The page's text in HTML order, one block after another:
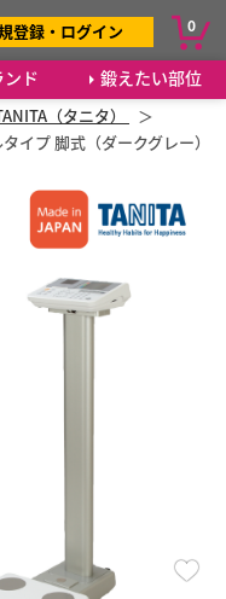
ド 鍛えたい部位
登録・ログイン 0
（タニタ）
イプ 脚式（ダークグレー）